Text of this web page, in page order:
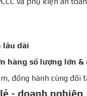
lâu dài
hàng số lượng lớn &
đồng hành cùng đối
- doanh nghiệp